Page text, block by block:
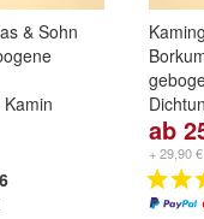
& Sohn
gebogen
164.17 B
6
für:
II mit
ab
+ 29,90